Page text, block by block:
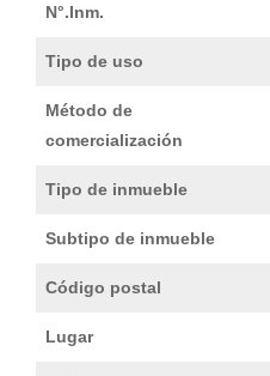
N°.Inm.
Tipo de uso
Método de
comercialización
Tipo de inmueble
Subtipo de inmueble
Código postal
Lugar